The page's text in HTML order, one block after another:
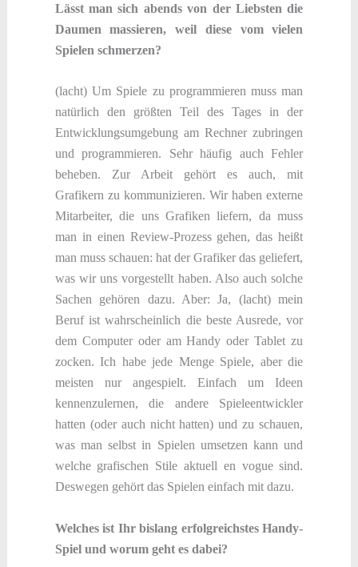
Lässt man sich abends von der Liebsten die
Daumen massieren, weil diese vom vielen
Spielen schmerzen?
(lacht) Um Spiele zu programmieren muss man
natürlich den größten Teil des Tages in der
Entwicklungsumgebung am Rechner zubringen
und programmieren. Sehr häufig auch Fehler
beheben. Zur Arbeit gehört es auch, mit
Grafikern zu kommunizieren. Wir haben externe
Mitarbeiter, die uns Grafiken liefern, da muss
man in einen Review-Prozess gehen, das heißt
man muss schauen: hat der Grafiker das geliefert,
was wir uns vorgestellt haben. Also auch solche
Sachen gehören dazu. Aber: Ja, (lacht) mein
Beruf ist wahrscheinlich die beste Ausrede, vor
dem Computer oder am Handy oder Tablet zu
zocken. Ich habe jede Menge Spiele, aber die
meisten nur angespielt. Einfach um Ideen
kennenzulernen, die andere Spieleentwickler
hatten (oder auch nicht hatten) und zu schauen,
was man selbst in Spielen umsetzen kann und
welche grafischen Stile aktuell en vogue sind.
Deswegen gehört das Spielen einfach mit dazu.
Welches ist Ihr bislang erfolgreichstes Handy-
Spiel und worum geht es dabei?